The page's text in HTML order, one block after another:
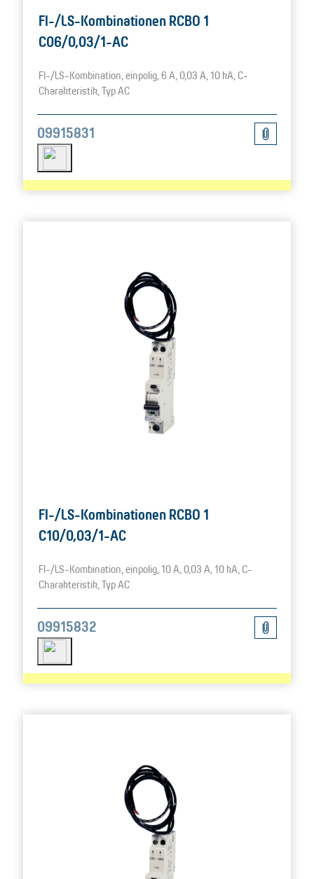
FI-/LS-Kombinationen RCBO 1
C06/0,03/1-AC
FI-/LS-Kombination, einpolig, 6 A, 0,03 A, 10 kA, C-
Charakteristik, Typ AC
09915831
FI-/LS-Kombinationen RCBO 1
C10/0,03/1-AC
FI-/LS-Kombination, einpolig, 10 A, 0,03 A, 10 kA, C-
Charakteristik, Typ AC
09915832